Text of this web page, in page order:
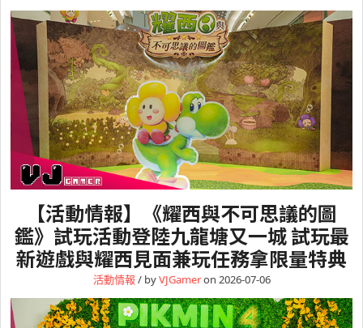
【活動情報】《耀西與不可思議的圖
鑑》試玩活動登陸九龍塘又一城 試玩最
新遊戲與耀西見面兼玩任務拿限量特典
活動情報 / byVJGameron 2026-07-06